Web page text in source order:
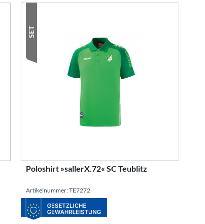
SET
Poloshirt »sallerX.72« SC Teublitz
Artikelnummer: TE7272